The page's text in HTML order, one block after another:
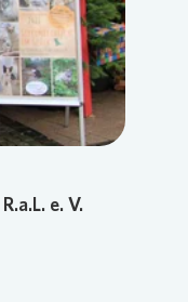
e. V.